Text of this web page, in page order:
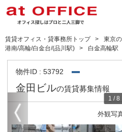
賃貸オフィス・貸事務所トップ 東京
港南/高輪/白金台/(品川駅)
白金高輪駅
物件ID : 53792
金田ビルの賃貸募集情報
外観写
1 /8